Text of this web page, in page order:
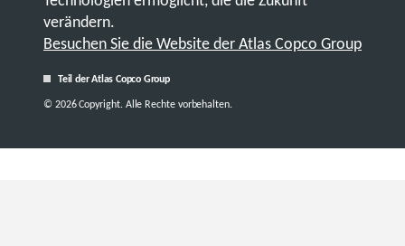
verändern.
Besuchen Sie die Website der Atlas Copco Group
Teil der Atlas Copco Group
© 2026 Copyright. Alle Rechte vorbehalten.